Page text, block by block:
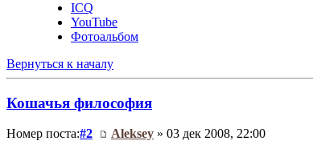
ICQ
YouTube
Фотоальбом
Вернуться к началу
Кошачья философия
Номер поста:#2 Aleksey » 03 дек 2008, 22:00